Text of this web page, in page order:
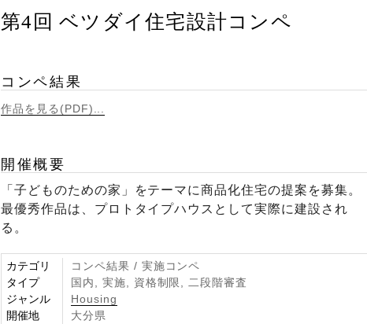
第4回 ベツダイ住宅設計コンペ
コンペ結果
作品を見る(PDF)...
開催概要
「子どものための家」をテーマに商品化住宅の提案を募集。
最優秀作品は、プロトタイプハウスとして実際に建設され
る。
カテゴリ
コンペ結果 / 実施コンペ
タイプ
国内, 実施, 資格制限, 二段階審査
ジャンル
Housing
開催地
大分県